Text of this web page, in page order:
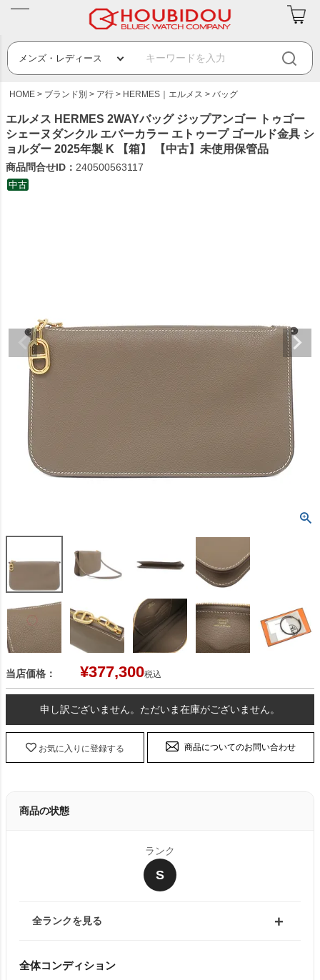
HOME ブランド別 ア行 HERMES｜エルメス バッグ
エルメス HERMES 2WAYバッグ ジップアンゴー トゥゴー
シェーヌダンクル エバーカラー エトゥープ ゴールド金具 シ
ョルダー 2025年製 K 【箱】 【中古】未使用保管品
商品問合せID： 240500563117
中古
当店価格： ¥377,300税込
申し訳ございません。ただいま在庫がございません。
お気に入りに登録する 商品についてのお問い合わせ
商品の状態
ランク
S
全ランクを見る
全体コンディション